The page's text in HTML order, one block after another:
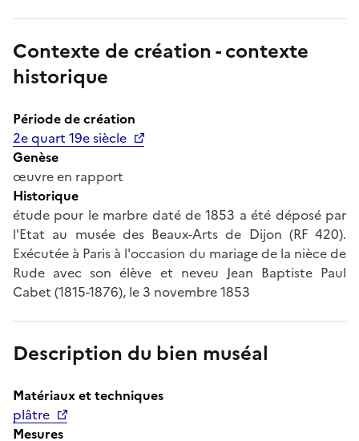
Contexte de création - contexte
historique
Période de création
2e quart 19e siècle
Genèse
œuvre en rapport
Historique
étude pour le marbre daté de 1853 a été déposé par
l'Etat au musée des Beaux-Arts de Dijon (RF 420).
Exécutée à Paris à l'occasion du mariage de la nièce de
Rude avec son élève et neveu Jean Baptiste Paul
Cabet (1815-1876), le 3 novembre 1853
Description du bien muséal
Matériaux et techniques
plâtre
Mesures